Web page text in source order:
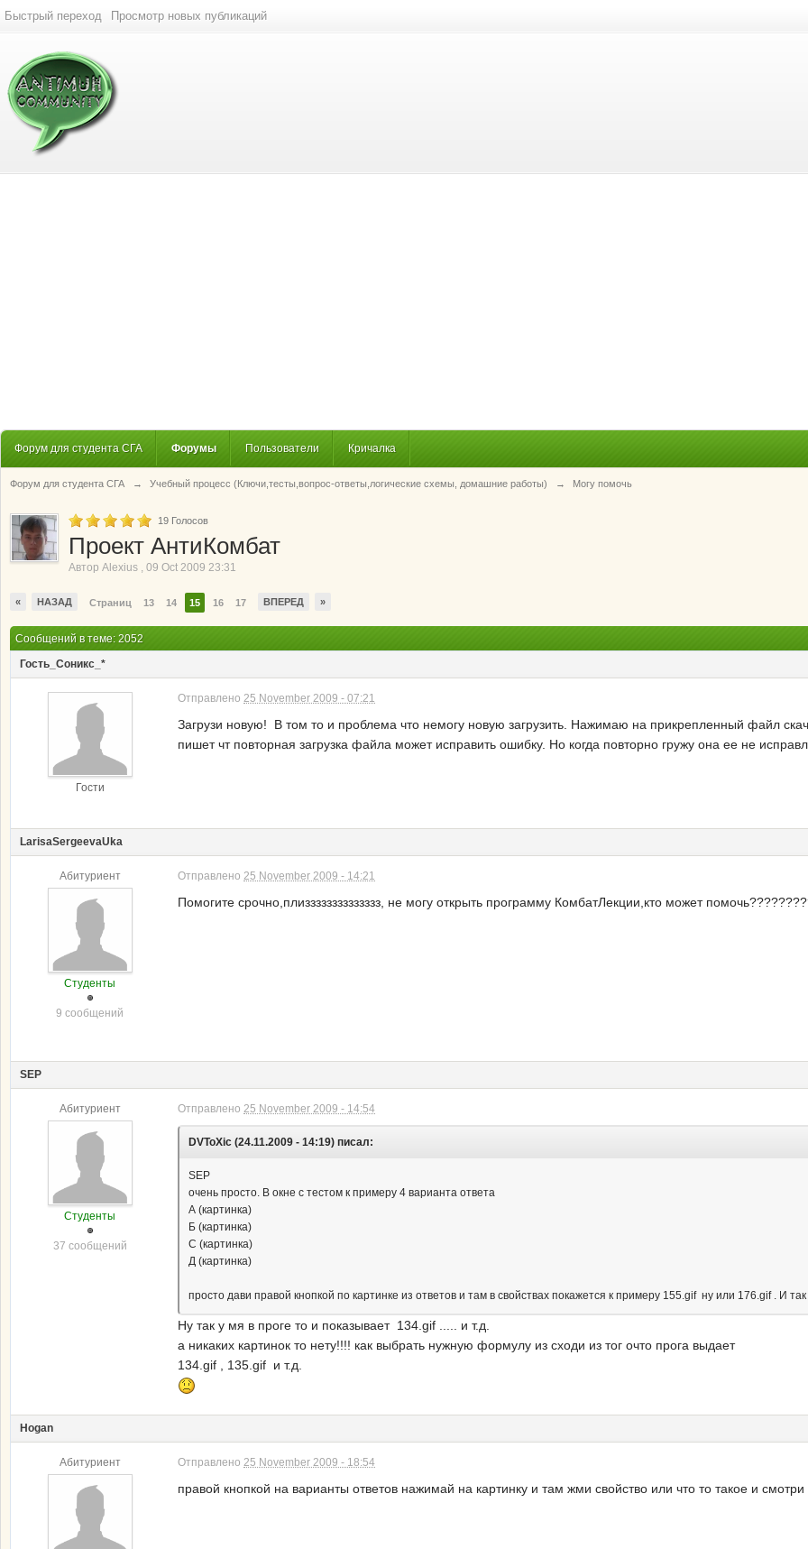
Быстрый переход Просмотр новых публикаций
Форум для студента СГА Форумы Пользователи Кричалка
Форум для студента СГА → Учебный процесс (Ключи,тесты,вопрос-ответы,логические схемы, домашние работы) → Могу помочь
19 Голосов
Проект АнтиКомбат
Автор Alexius , 09 Oct 2009 23:31
« НАЗАД Страниц 13 14 15 16 17 ВПЕРЕД »
Сообщений в теме: 2052
Гость_Соникс_*
Гости
Отправлено 25 November 2009 - 07:21
Загрузи новую! В том то и проблема что немогу новую загрузить. Нажимаю на прикрепленный файл
пишет чт повторная загрузка файла может исправить ошибку. Но когда повторно гружу она ее не
LarisaSergeevaUka
Абитуриент
Студенты
9 сообщений
Отправлено 25 November 2009 - 14:21
Помогите срочно,плизззззззззззззз, не могу открыть программу КомбатЛекции,кто может
SEP
Абитуриент
Студенты
37 сообщений
Отправлено 25 November 2009 - 14:54
DVToXic (24.11.2009 - 14:19) писал:
SEP
очень просто. В окне с тестом к примеру 4 варианта ответа
А (картинка)
Б (картинка)
С (картинка)
Д (картинка)
просто дави правой кнопкой по картинке из ответов и там в свойствах покажется к примеру 155.gif ну или 176.gif . И
Ну так у мя в проге то и показывает 134.gif ..... и т.д.
а никаких картинок то нету!!!! как выбрать нужную формулу из сходи из тог очто прога выдает
134.gif , 135.gif и т.д.
Hogan
Абитуриент Отправлено 25 November 2009 - 18:54
правой кнопкой на варианты ответов нажимай на картинку и там жми свойство или что то такое и